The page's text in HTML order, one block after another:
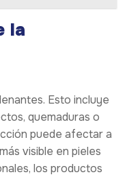
la
Esto incluye
quemaduras o
puede afectar a
visible en pieles
los productos